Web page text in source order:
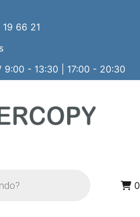
66 21
9:00 - 13:30 | 17:00 - 20:30
0